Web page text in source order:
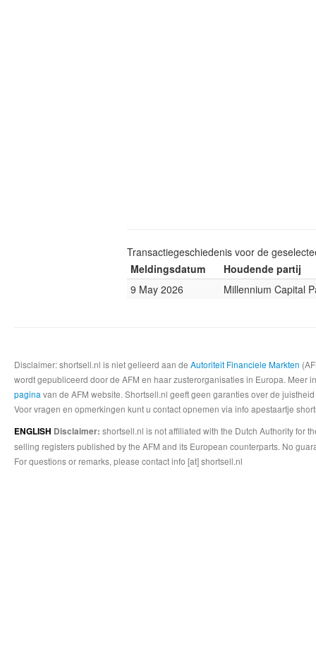
Transactiegeschiedenis voor de
Meldingsdatum
Houdende partij
9 May 2026
Millennium Capital
Disclaimer: shortsell.nl is niet gelieerd aan de Autoriteit Financiele Markten
wordt gepubliceerd door de AFM en haar zusterorganisaties in Europa.
pagina van de AFM website. Shortsell.nl geeft geen garanties over de
Voor vragen en opmerkingen kunt u contact opnemen via info apestaartje
ENGLISH Disclaimer: shortsell.nl is not affiliated with the Dutch Authority for
selling registers published by the AFM and its European counterparts. No
For questions or remarks, please contact info [at] shortsell.nl